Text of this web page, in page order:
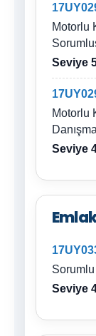
Motorlu
Seviye
Motorlu
Seviye
Seviye